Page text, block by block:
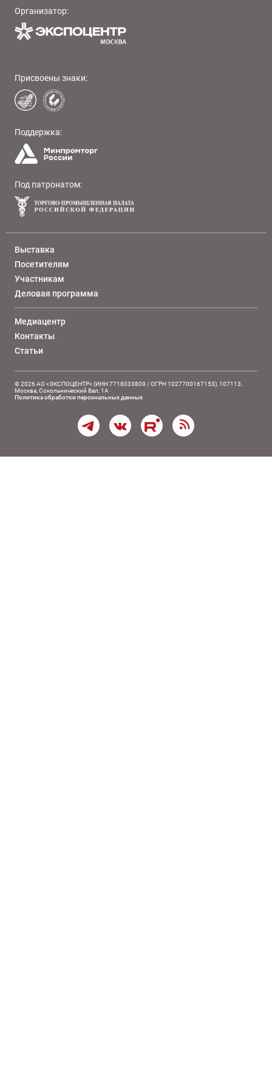
Организатор:
Присвоены знаки:
Поддержка:
Под патронатом:
Выставка
Посетителям
Участникам
Деловая программа
Медиацентр
Контакты
Статьи
© 2026 АО «ЭКСПОЦЕНТР» (ИНН 7718033809 / ОГРН 1027700167153), 107113,
Москва, Сокольнический Вал, 1А
Политика обработки персональных данных